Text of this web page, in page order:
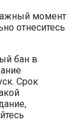
момент
отнеситесь
бан в
Срок